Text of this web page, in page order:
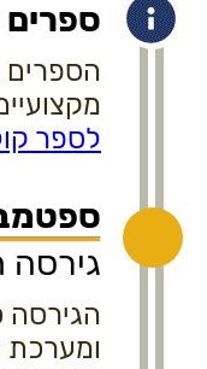
ספרים
הספרים
לספר
ספטמבר
הגירסה
ומערכת